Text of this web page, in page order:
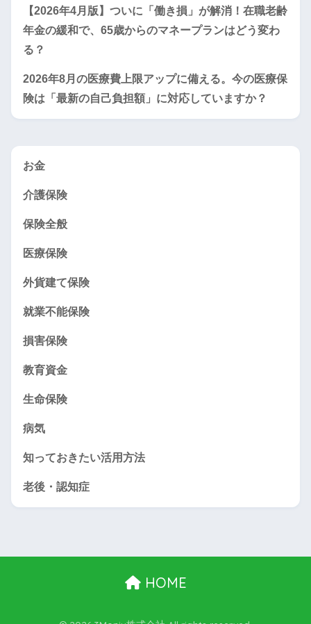
【2026年4月版】ついに「働き損」が解消！在職老齢
年金の緩和で、65歳からのマネープランはどう変わ
る？
2026年8月の医療費上限アップに備える。今の医療保
険は「最新の自己負担額」に対応していますか？
お金
介護保険
保険全般
医療保険
外貨建て保険
就業不能保険
損害保険
教育資金
生命保険
病気
知っておきたい活用方法
老後・認知症
HOME